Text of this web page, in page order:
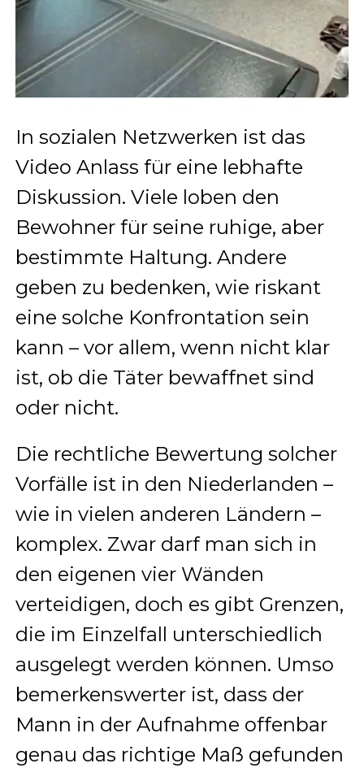
In sozialen Netzwerken ist das
Video Anlass für eine lebhafte
Diskussion. Viele loben den
Bewohner für seine ruhige, aber
bestimmte Haltung. Andere
geben zu bedenken, wie riskant
eine solche Konfrontation sein
kann – vor allem, wenn nicht klar
ist, ob die Täter bewaffnet sind
oder nicht.
Die rechtliche Bewertung solcher
Vorfälle ist in den Niederlanden –
wie in vielen anderen Ländern –
komplex. Zwar darf man sich in
den eigenen vier Wänden
verteidigen, doch es gibt Grenzen,
die im Einzelfall unterschiedlich
ausgelegt werden können. Umso
bemerkenswerter ist, dass der
Mann in der Aufnahme offenbar
genau das richtige Maß gefunden